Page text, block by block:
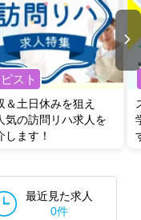
スト
＆土日休みを狙え
気の訪問リハ求人を
します！
最近見た求人
0件